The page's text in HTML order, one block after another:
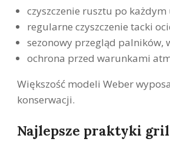
czyszczenie rusztu po każdym
regularne czyszczenie tacki
sezonowy przegląd palników,
ochrona przed warunkami
Większość modeli Weber
konserwacji.
Najlepsze praktyki